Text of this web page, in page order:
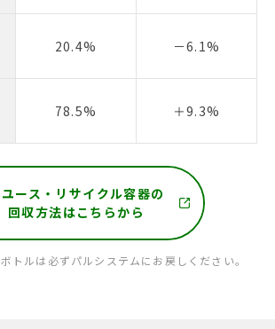
20.4% －6.1%
78.5% ＋9.3%
ユース・リサイクル容器の
回収方法はこちらから
トルは必ずパルシステムにお戻しください。